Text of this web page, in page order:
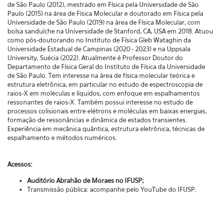
de São Paulo (2012), mestrado em Física pela Universidade de São
Paulo (2015) na área de Física Molecular e doutorado em Física pela
Universidade de São Paulo (2019) na área de Física Molecular, com
bolsa sanduíche na Universidade de Stanford, CA, USA em 2018. Atuou
como pós-doutorando no Instituto de Física Gleb Wataghin da
Universidade Estadual de Campinas (2020 - 2023) e na Uppsala
University, Suécia (2022). Atualmente é Professor Doutor do
Departamento de Física Geral do Instituto de Física da Universidade
de São Paulo. Tem interesse na área de física molecular teórica e
estrutura eletrônica, em particular no estudo de espectroscopia de
raios-X em moléculas e líquidos, com enfoque em espalhamentos
ressonantes de raios-X. Também possui interesse no estudo de
processos colisionais entre elétrons e moléculas em baixas energias,
formação de ressonâncias e dinâmica de estados transientes.
Experiência em mecânica quântica, estrutura eletrônica, técnicas de
espalhamento e métodos numéricos.
Acessos:
Auditório Abrahão de Moraes no IFUSP;
Transmissão pública: acompanhe pelo YouTube do IFUSP.